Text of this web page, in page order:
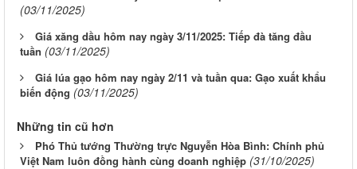
(03/11/2025)
Giá xăng dầu hôm nay ngày 3/11/2025: Tiếp đà tăng đầu
tuần (03/11/2025)
Giá lúa gạo hôm nay ngày 2/11 và tuần qua: Gạo xuất khẩu
biến động (03/11/2025)
Những tin cũ hơn
Phó Thủ tướng Thường trực Nguyễn Hòa Bình: Chính phủ
Việt Nam luôn đồng hành cùng doanh nghiệp (31/10/2025)